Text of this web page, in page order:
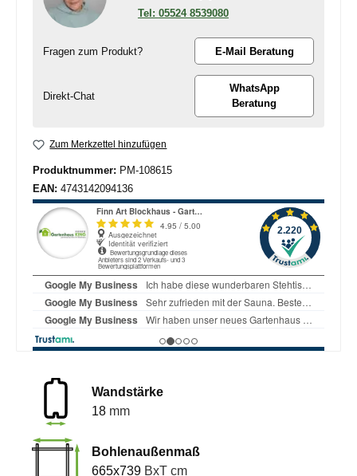
05524 8539080
Fragen zum Produkt? E-Mail Beratung
Direkt-Chat
WhatsApp
Beratung
Zum Merkzettel hinzufügen
Produktnummer: PM-108615
EAN: 4743142094136
Wandstärke
18 mm
Bohlenaußenmaß
665x739 BxT cm